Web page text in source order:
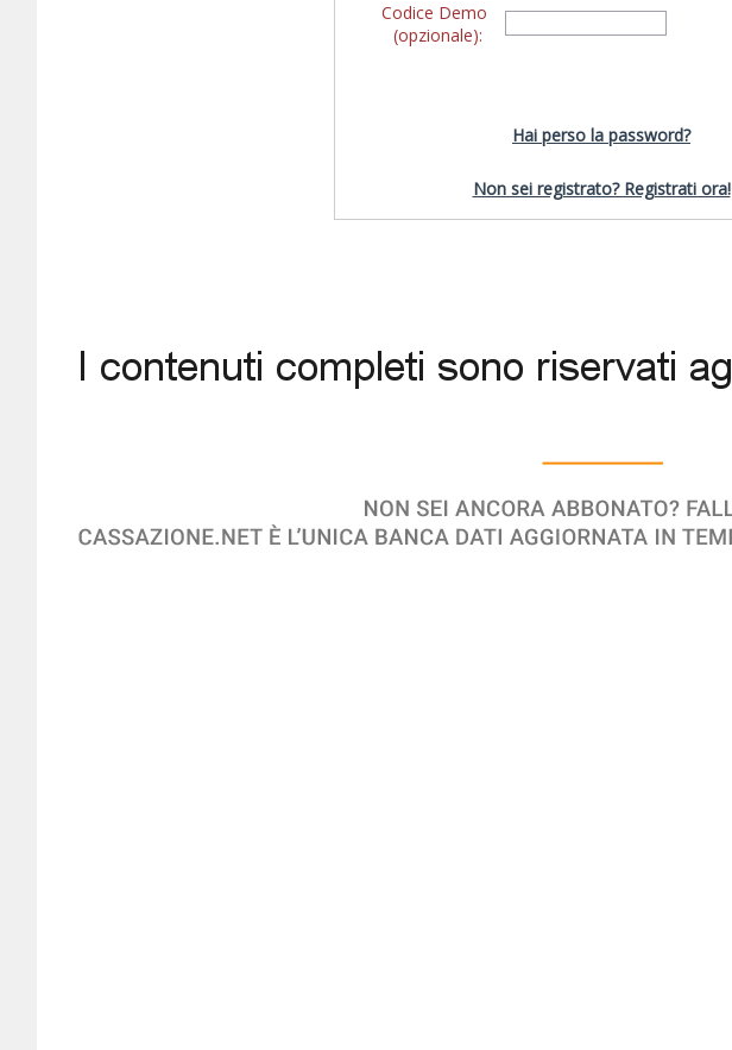
Codice Demo
(opzionale):
Hai perso la password?
Non sei registrato? Registrati ora!